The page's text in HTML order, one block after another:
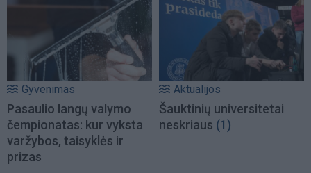
Gyvenimas
Pasaulio langų valymo
čempionatas: kur vyksta
varžybos, taisyklės ir
prizas
Aktualijos
Šauktinių universitetai
neskriaus (1)